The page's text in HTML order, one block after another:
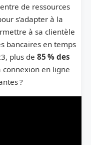
de ressources
s’adapter à la
à sa clientèle
bancaires en temps
plus de 85 % des
en ligne
?